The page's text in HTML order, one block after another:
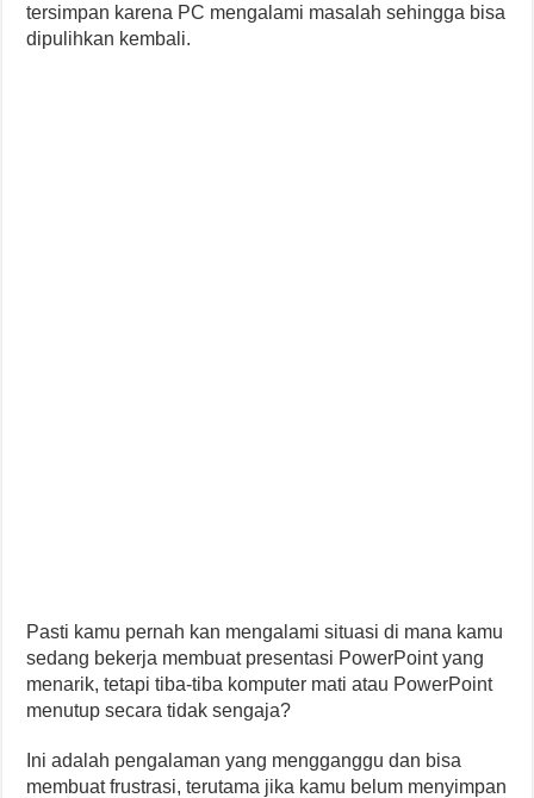
tersimpan karena PC mengalami masalah sehingga bisa
dipulihkan kembali.
Pasti kamu pernah kan mengalami situasi di mana kamu
sedang bekerja membuat presentasi PowerPoint yang
menarik, tetapi tiba-tiba komputer mati atau PowerPoint
menutup secara tidak sengaja?
Ini adalah pengalaman yang mengganggu dan bisa
membuat frustrasi, terutama jika kamu belum menyimpan